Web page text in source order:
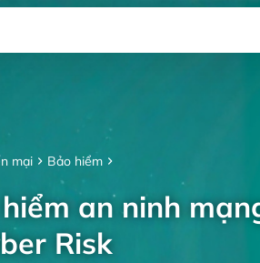
mại Bảo hiểm
an ninh
Risk